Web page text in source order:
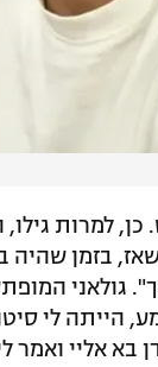
23 כבר חשב לפרוש.
בזמן
גולאני
לי
אליי ואמר